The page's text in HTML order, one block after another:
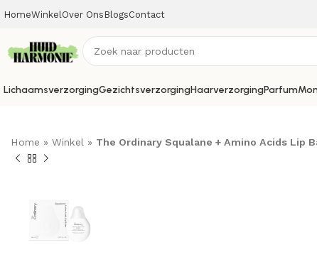
HomeWinkel Over Ons BlogsContact
LichaamsverzorgingGezichtsverzorgingHaarverzorgingParfum
Home » Winkel » The Ordinary Squalane + Amino Acids Lip